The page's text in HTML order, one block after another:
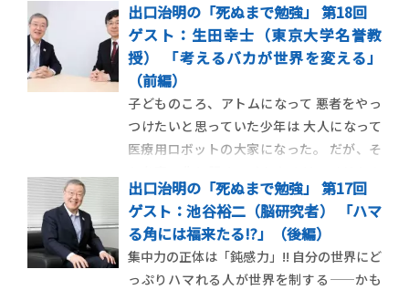
とに集中できる「変態」と ゼロベースで考
えることのできる「バカ」が 世の中を変え
てゆく力を持つ。 ［生田先生のプロフィー
ルはこちら］ ■生田「 […]
出口治明の「死ぬまで勉強」 第18回
ゲスト：生田幸士（東京大学名誉教
授） 「考えるバカが世界を変える」
（前編）
子どものころ、アトムになって 悪者をやっ
つけたいと思っていた少年は 大人になって
医療用ロボットの大家になった。 だが、そ
研究機関。 日本には活力を生むためのダイ
バーシティが足りないという。 ［生田先生
のプロフィールはこちら］ ■出口「ロボッ
トという子どものころの […]
出口治明の「死ぬまで勉強」 第17回
ゲスト：池谷裕二（脳研究者） 「ハマ
る角には福来たる!?」（後編）
集中力の正体は「鈍感力」!! 自分の世界にど
っぷりハマれる人が世界を制する――かも